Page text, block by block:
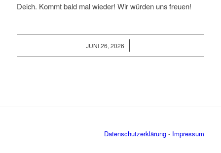
Deich. Kommt bald mal wieder! Wir würden uns freuen!
JUNI 26, 2026
/
Datenschutzerklärung - Impressum